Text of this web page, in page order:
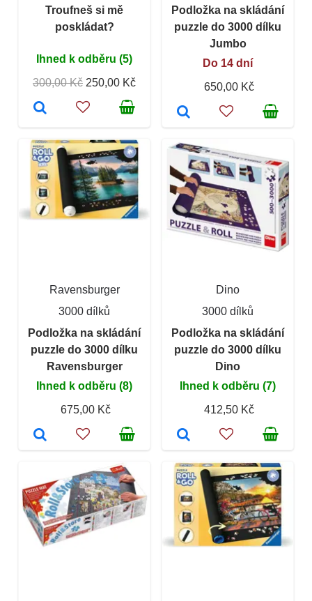
Troufneš si mě
poskládat?
Ihned k odběru (5)
300,00 Kč 250,00 Kč
Podložka na skládání
puzzle do 3000 dílku
Jumbo
Do 14 dní
650,00 Kč
Ravensburger
3000 dílků
Podložka na skládání
puzzle do 3000 dílku
Ravensburger
Ihned k odběru (8)
675,00 Kč
Dino
3000 dílků
Podložka na skládání
puzzle do 3000 dílku
Dino
Ihned k odběru (7)
412,50 Kč